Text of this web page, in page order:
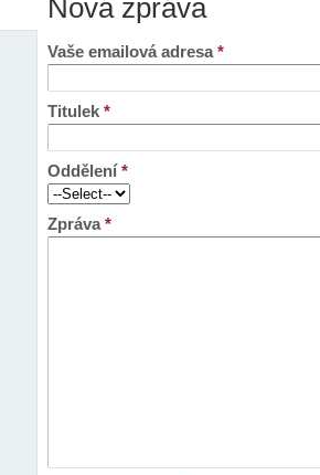
Nová zpráva
Vaše emailová adresa*
Titulek *
Oddělení*
Zpráva*